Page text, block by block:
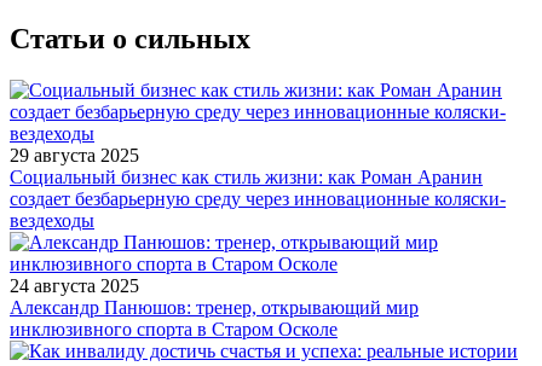
Статьи о сильных
29 августа 2025
Социальный бизнес как стиль жизни: как Роман Аранин
создает безбарьерную среду через инновационные коляски-
вездеходы
24 августа 2025
Александр Панюшов: тренер, открывающий мир
инклюзивного спорта в Старом Осколе